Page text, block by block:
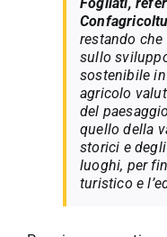
Fogliati,
restando
sullo
sostenibile
agricolo
del
quello della
storici e
luoghi, per
turistico e